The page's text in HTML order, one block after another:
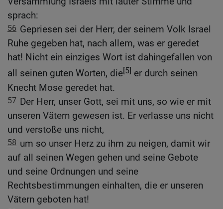
sprach:
56 Gepriesen sei der Herr, der seinem Volk Israel
Ruhe gegeben hat, nach allem, was er geredet
hat! Nicht ein einziges Wort ist dahingefallen von
all seinen guten Worten, die[5] er durch seinen
Knecht Mose geredet hat.
57 Der Herr, unser Gott, sei mit uns, so wie er mit
unseren Vätern gewesen ist. Er verlasse uns nicht
und verstoße uns nicht,
58 um so unser Herz zu ihm zu neigen, damit wir
auf all seinen Wegen gehen und seine Gebote
und seine Ordnungen und seine
Rechtsbestimmungen einhalten, die er unseren
Vätern geboten hat!